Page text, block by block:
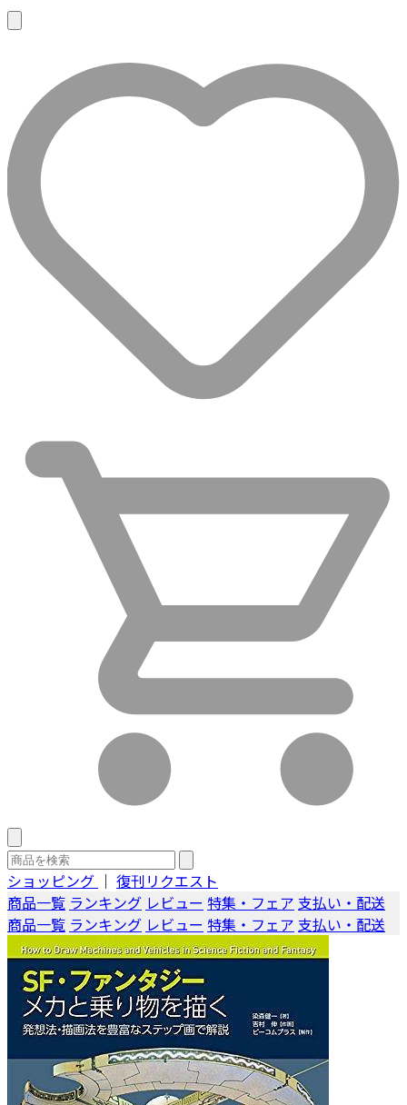
ショッピング ｜ 復刊リクエスト
商品一覧 ランキング レビュー 特集・フェア 支払い・配送
商品一覧 ランキング レビュー 特集・フェア 支払い・配送